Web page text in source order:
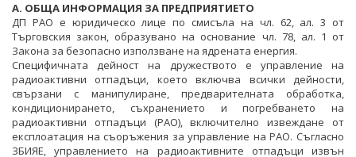
А. ОБЩА ИНФОРМАЦИЯ ЗА ПРЕДПРИЯТИЕТО
ДП РАО е юридическо лице по смисъла на чл. 62, ал. 3 от
Търговския закон, образувано на основание чл. 78, ал. 1 от
Закона за безопасно използване на ядрената енергия.
Специфичната дейност на дружеството е управление на
радиоактивни отпадъци, което включва всички дейности,
свързани с манипулиране, предварителната обработка,
кондиционирането, съхранението и погребването на
радиоактивни отпадъци (РАО), включително извеждане от
експлоатация на съоръжения за управление на РАО. Съгласно
ЗБИЯЕ, управлението на радиоактивните отпадъци извън